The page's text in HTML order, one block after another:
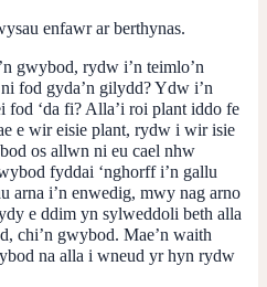
enfawr ar berthynas.
gwybod, rydw i’n teimlo’n
fod gyda’n gilydd? Ydw i’n
‘da fi? Alla’i roi plant iddo fe
e wir eisie plant, rydw i wir isie
os allwn ni eu cael nhw
fyddai ‘nghorff i’n gallu
arna i’n enwedig, mwy nag arno
e ddim yn sylweddoli beth alla
chi’n gwybod. Mae’n waith
na alla i wneud yr hyn rydw